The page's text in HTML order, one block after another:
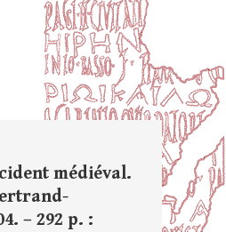
médiéval.
– 292 p. :